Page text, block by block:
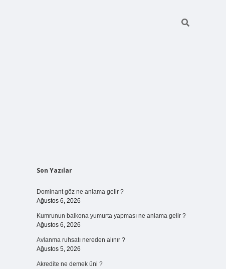
Sidebar
Son Yazılar
Dominant göz ne anlama gelir ?
Ağustos 6, 2026
Kumrunun balkona yumurta yapması ne anlama gelir ?
Ağustos 6, 2026
Avlanma ruhsatı nereden alınır ?
Ağustos 5, 2026
Akredite ne demek üni ?